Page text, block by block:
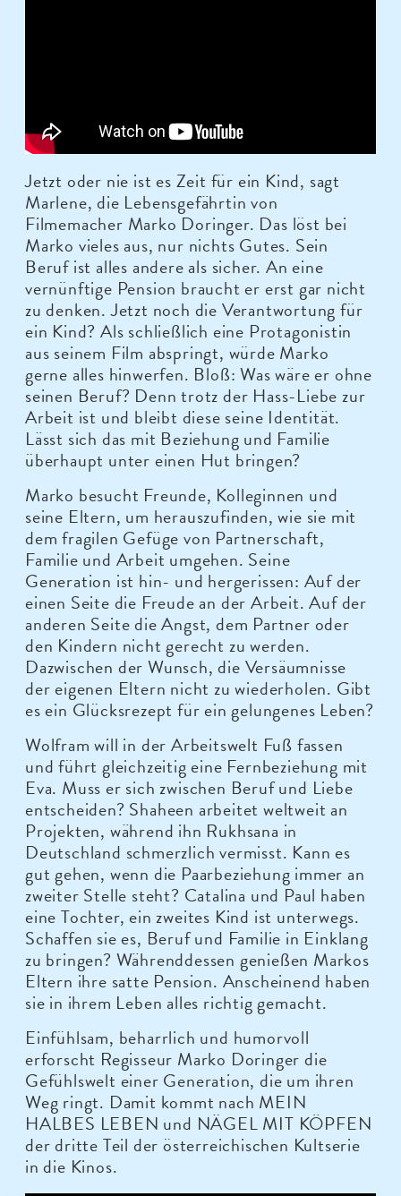
Jetzt oder nie ist es Zeit für ein Kind, sagt
Marlene, die Lebensgefährtin von
Filmemacher Marko Doringer. Das löst bei
Marko vieles aus, nur nichts Gutes. Sein
Beruf ist alles andere als sicher. An eine
vernünftige Pension braucht er erst gar nicht
zu denken. Jetzt noch die Verantwortung für
ein Kind? Als schließlich eine Protagonistin
aus seinem Film abspringt, würde Marko
gerne alles hinwerfen. Bloß: Was wäre er ohne
seinen Beruf? Denn trotz der Hass-Liebe zur
Arbeit ist und bleibt diese seine Identität.
Lässt sich das mit Beziehung und Familie
überhaupt unter einen Hut bringen?
Marko besucht Freunde, Kolleginnen und
seine Eltern, um herauszufinden, wie sie mit
dem fragilen Gefüge von Partnerschaft,
Familie und Arbeit umgehen. Seine
Generation ist hin- und hergerissen: Auf der
einen Seite die Freude an der Arbeit. Auf der
anderen Seite die Angst, dem Partner oder
den Kindern nicht gerecht zu werden.
Dazwischen der Wunsch, die Versäumnisse
der eigenen Eltern nicht zu wiederholen. Gibt
es ein Glücksrezept für ein gelungenes Leben?
Wolfram will in der Arbeitswelt Fuß fassen
und führt gleichzeitig eine Fernbeziehung mit
Eva. Muss er sich zwischen Beruf und Liebe
entscheiden? Shaheen arbeitet weltweit an
Projekten, während ihn Rukhsana in
Deutschland schmerzlich vermisst. Kann es
gut gehen, wenn die Paarbeziehung immer an
zweiter Stelle steht? Catalina und Paul haben
eine Tochter, ein zweites Kind ist unterwegs.
Schaffen sie es, Beruf und Familie in Einklang
zu bringen? Währenddessen genießen Markos
Eltern ihre satte Pension. Anscheinend haben
sie in ihrem Leben alles richtig gemacht.
Einfühlsam, beharrlich und humorvoll
erforscht Regisseur Marko Doringer die
Gefühlswelt einer Generation, die um ihren
Weg ringt. Damit kommt nach MEIN
HALBES LEBEN und NÄGEL MIT KÖPFEN
der dritte Teil der österreichischen Kultserie
in die Kinos.